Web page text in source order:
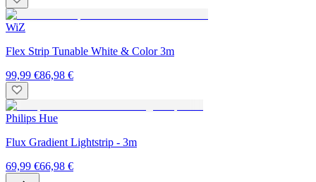
WiZ
Flex Strip Tunable White & Color 3m
99,99 €86,98 €
Philips Hue
Flux Gradient Lightstrip - 3m
69,99 €66,98 €